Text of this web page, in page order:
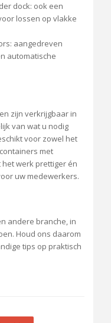
dock: ook een
lossen op vlakke
aangedreven
automatische
zijn verkrijgbaar in
van wat u nodig
voor zowel het
met
werk prettiger én
uw medewerkers.
andere branche, in
Houd ons daarom
tips op praktisch